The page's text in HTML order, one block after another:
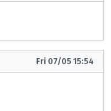
Fri 07/05 15:54